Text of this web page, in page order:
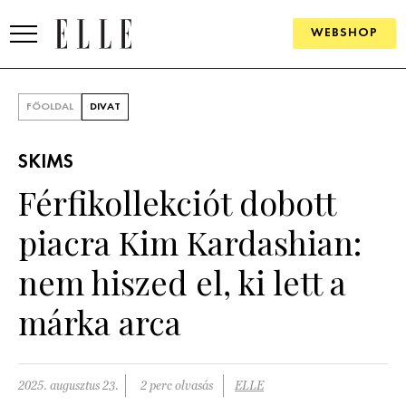
WEBSHOP
SZÉPSÉG
KULTÚRA
PSZICHÉ
PÁRKAPCSOLAT
FŐOLDAL DIVAT
SKIMS
Férfikollekciót dobott
piacra Kim Kardashian:
nem hiszed el, ki lett a
márka arca
2025. augusztus 23. 2 perc olvasás ELLE